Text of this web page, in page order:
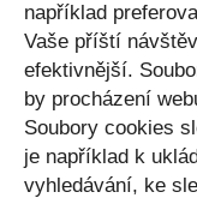
například
Vaše příští
efektivnější.
by procházení
Soubory cookies
je například k
vyhledávání, ke